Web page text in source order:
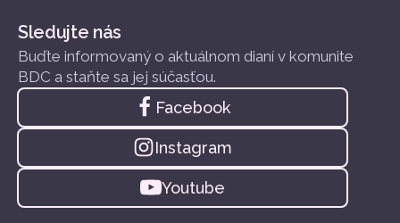
Sledujte nás
Buďte informovaný o aktuálnom dianí v komunite
BDC a staňte sa jej súčasťou.
Facebook
Instagram
Youtube